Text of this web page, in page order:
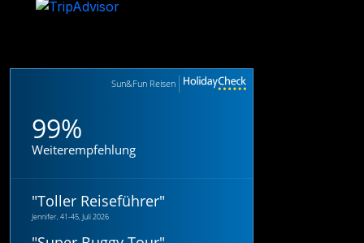
Sun&Fun Reisen
99%
Weiterempfehlung
"Toller Reiseführer"
Jennifer, 41-45, Juli 2026